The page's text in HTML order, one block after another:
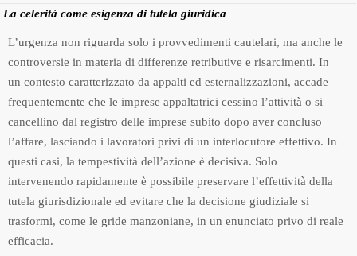
La celerità come esigenza di tutela giuridica
L’urgenza non riguarda solo i provvedimenti cautelari, ma anche le
controversie in materia di differenze retributive e risarcimenti. In
un contesto caratterizzato da appalti ed esternalizzazioni, accade
frequentemente che le imprese appaltatrici cessino l’attività o si
cancellino dal registro delle imprese subito dopo aver concluso
l’affare, lasciando i lavoratori privi di un interlocutore effettivo. In
questi casi, la tempestività dell’azione è decisiva. Solo
intervenendo rapidamente è possibile preservare l’effettività della
tutela giurisdizionale ed evitare che la decisione giudiziale si
trasformi, come le gride manzoniane, in un enunciato privo di reale
efficacia.